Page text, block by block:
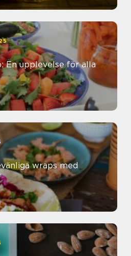
En upplevelse för alla
wraps med